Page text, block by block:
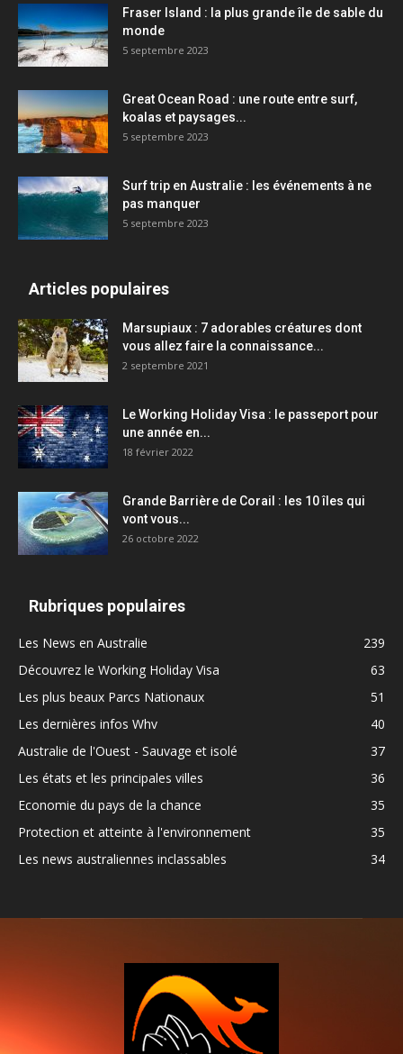
Fraser Island : la plus grande île de sable du
monde
5 septembre 2023
Great Ocean Road : une route entre surf,
koalas et paysages...
5 septembre 2023
Surf trip en Australie : les événements à ne
pas manquer
5 septembre 2023
Articles populaires
Marsupiaux : 7 adorables créatures dont
vous allez faire la connaissance...
2 septembre 2021
Le Working Holiday Visa : le passeport pour
une année en...
18 février 2022
Grande Barrière de Corail : les 10 îles qui
vont vous...
26 octobre 2022
Rubriques populaires
Les News en Australie
239
Découvrez le Working Holiday Visa
63
Les plus beaux Parcs Nationaux
51
Les dernières infos Whv
40
Australie de l'Ouest - Sauvage et isolé
37
Les états et les principales villes
36
Economie du pays de la chance
35
Protection et atteinte à l'environnement
35
Les news australiennes inclassables
34